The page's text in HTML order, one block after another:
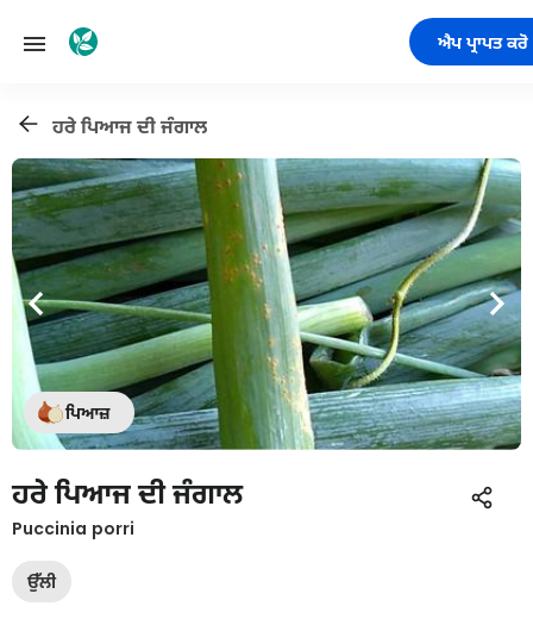
ਐਪ ਪ੍ਰਾਪਤ ਕਰੋ
ਹਰੇ ਪਿਆਜ ਦੀ ਜੰਗਾਲ
ਪਿਆਜ਼
ਹਰੇ ਪਿਆਜ ਦੀ ਜੰਗਾਲ
Puccinia porri
ਉੱਲੀ